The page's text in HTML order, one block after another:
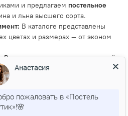
и предлагаем постельное
и льна высшего сорта.
В каталоге представлены
цветах и размерах — от эконом
В карточках товара указан точный
размеры и инструкция по уходу.
выгодные цены без
Анастасия
пожаловать в «Постель